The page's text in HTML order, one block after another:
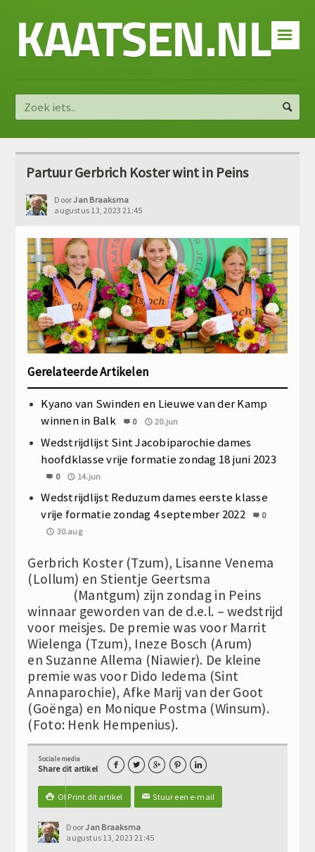
☰
KAATSEN.NL
Partuur Gerbrich Koster wint in Peins
DoorJan Braaksma
augustus 13, 2023 21:45
Gerelateerde Artikelen
Kyano van Swinden en Lieuwe van der Kamp
winnen in Balk
0 20.jun
Wedstrijdlijst Sint Jacobiparochie dames
hoofdklasse vrije formatie zondag 18 juni 2023
0 14.jun
Wedstrijdlijst Reduzum dames eerste klasse
vrije formatie zondag 4 september 2022
0
30.aug
Gerbrich Koster (Tzum), Lisanne Venema
(Lollum) en Stientje Geertsma
(Mantgum) zijn zondag in Peins
winnaar geworden van de d.e.l. – wedstrijd
voor meisjes. De premie was voor Marrit
Wielenga (Tzum), Ineze Bosch (Arum)
en Suzanne Allema (Niawier). De kleine
premie was voor Dido Iedema (Sint
Annaparochie), Afke Marij van der Goot
(Goënga) en Monique Postma (Winsum).
(Foto: Henk Hempenius).
Sociale media
Share dit artikel     
 Of Print dit artikel ✉Stuur een e-mail
DoorJan Braaksma
augustus 13, 2023 21:45